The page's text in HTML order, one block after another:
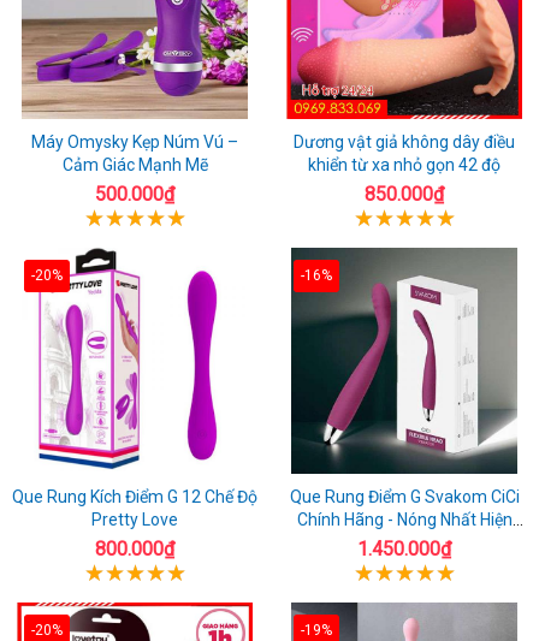
Máy Omysky Kẹp Núm Vú –
Cảm Giác Mạnh Mẽ
500.000₫
Dương vật giả không dây điều
khiển từ xa nhỏ gọn 42 độ
850.000₫
-20%
Que Rung Kích Điểm G 12 Chế Độ
Pretty Love
800.000₫
-16%
Que Rung Điểm G Svakom CiCi
Chính Hãng - Nóng Nhất Hiện
Nay
1.450.000₫
-20% -19%